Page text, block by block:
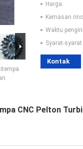
Harga:
Kemasan
Waktu
Syarat-
Kontak
CNC Pelton